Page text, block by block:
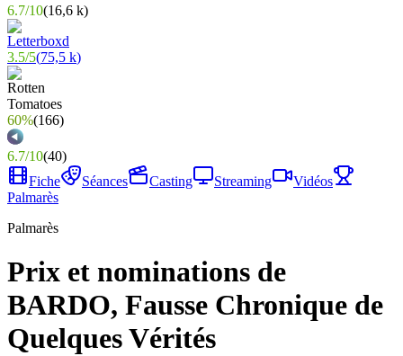
6.7/10(16,6 k)
3.5/5(75,5 k)
60%(166)
6.7/10(40)
Fiche
Séances Casting Streaming
Vidéos
Palmarès
Palmarès
Prix et nominations de
BARDO, Fausse Chronique de
Quelques Vérités